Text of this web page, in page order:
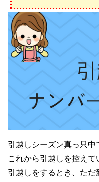
引越しシーズン真っ只中
これから引越しを控えて
引越しをするとき、た